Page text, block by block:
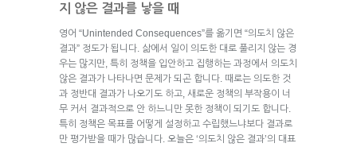
지 않은 결과를 낳을 때
영어 “Unintended Consequences”를 옮기면 “의도치 않은
결과” 정도가 됩니다. 삶에서 일이 의도한 대로 풀리지 않는 경
우는 많지만, 특히 정책을 입안하고 집행하는 과정에서 의도치
않은 결과가 나타나면 문제가 되곤 합니다. 때로는 의도한 것
과 정반대 결과가 나오기도 하고, 새로운 정책의 부작용이 너
무 커서 결과적으로 안 하느니만 못한 정책이 되기도 합니다.
특히 정책은 목표를 어떻게 설정하고 수립했느냐보다 결과로
만 평가받을 때가 많습니다. 오늘은 ‘의도치 않은 결과’의 대표